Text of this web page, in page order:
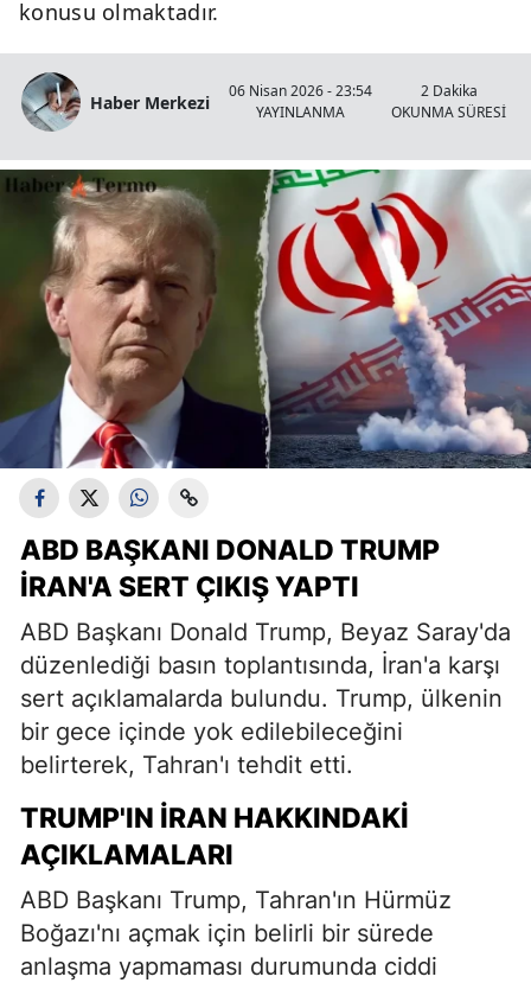
konusu olmaktadır.
Haber Merkezi
06 Nisan 2026 - 23:54
YAYINLANMA
2 Dakika
OKUNMA SÜRESİ
ABD BAŞKANI DONALD TRUMP
İRAN'A SERT ÇIKIŞ YAPTI
ABD Başkanı Donald Trump, Beyaz Saray'da
düzenlediği basın toplantısında, İran'a karşı
sert açıklamalarda bulundu. Trump, ülkenin
bir gece içinde yok edilebileceğini
belirterek, Tahran'ı tehdit etti.
TRUMP'IN İRAN HAKKINDAKI
AÇIKLAMALARI
ABD Başkanı Trump, Tahran'ın Hürmüz
Boğazı'nı açmak için belirli bir sürede
anlaşma yapmaması durumunda ciddi